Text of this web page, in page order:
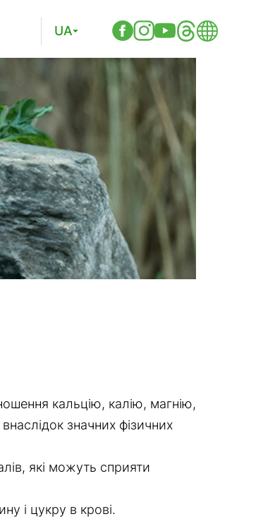
UA
кальцію, калію, магнію,
значних фізичних
які можуть сприяти
і цукру в крові.